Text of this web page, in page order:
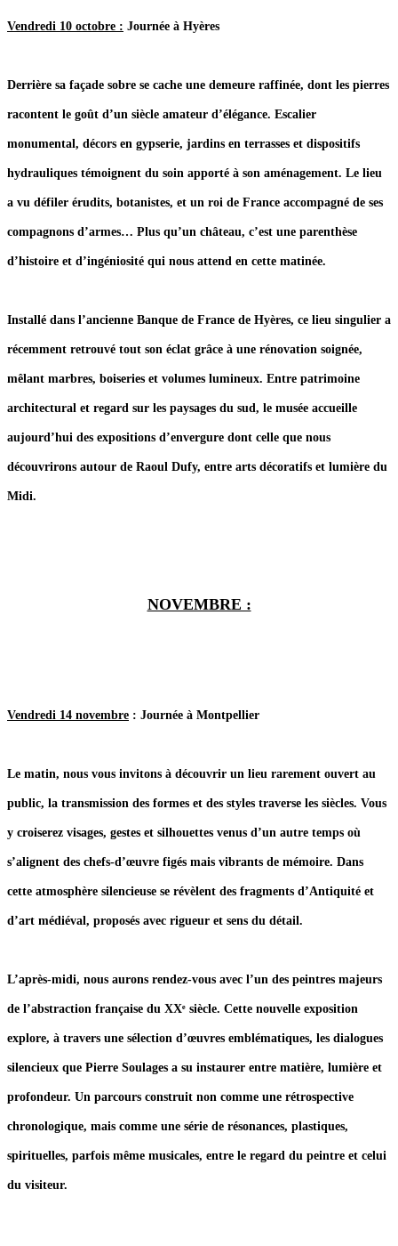
Vendredi 10 octobre : Journée à Hyères
Derrière sa façade sobre se cache une demeure raffinée, dont les pierres
racontent le goût d’un siècle amateur d’élégance. Escalier
monumental, décors en gypserie, jardins en terrasses et dispositifs
hydrauliques témoignent du soin apporté à son aménagement. Le lieu
a vu défiler érudits, botanistes, et un roi de France accompagné de ses
compagnons d’armes… Plus qu’un château, c’est une parenthèse
d’histoire et d’ingéniosité qui nous attend en cette matinée.
Installé dans l’ancienne Banque de France de Hyères, ce lieu singulier a
récemment retrouvé tout son éclat grâce à une rénovation soignée,
mêlant marbres, boiseries et volumes lumineux. Entre patrimoine
architectural et regard sur les paysages du sud, le musée accueille
aujourd’hui des expositions d’envergure dont celle que nous
découvrirons autour de Raoul Dufy, entre arts décoratifs et lumière du
Midi.
NOVEMBRE :
Vendredi 14 novembre : Journée à Montpellier
Le matin, nous vous invitons à découvrir un lieu rarement ouvert au
public, la transmission des formes et des styles traverse les siècles. Vous
y croiserez visages, gestes et silhouettes venus d’un autre temps où
s’alignent des chefs-d’œuvre figés mais vibrants de mémoire. Dans
cette atmosphère silencieuse se révèlent des fragments d’Antiquité et
d’art médiéval, proposés avec rigueur et sens du détail.
L’après-midi, nous aurons rendez-vous avec l’un des peintres majeurs
de l’abstraction française du XXᵉ siècle. Cette nouvelle exposition
explore, à travers une sélection d’œuvres emblématiques, les dialogues
silencieux que Pierre Soulages a su instaurer entre matière, lumière et
profondeur. Un parcours construit non comme une rétrospective
chronologique, mais comme une série de résonances, plastiques,
spirituelles, parfois même musicales, entre le regard du peintre et celui
du visiteur.